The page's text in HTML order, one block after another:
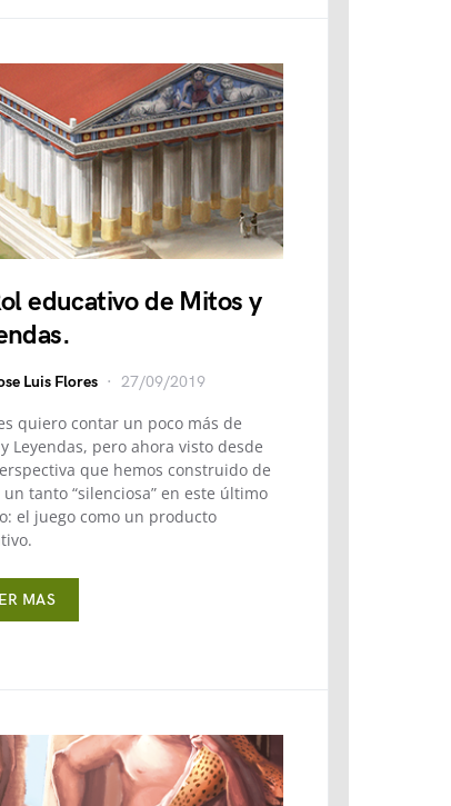
educativo de Mitos y
Luis Flores 27/09/2019
quiero contar un poco más de
Leyendas, pero ahora visto desde
que hemos construido de
tanto “silenciosa” en este último
el juego como un producto
MAS